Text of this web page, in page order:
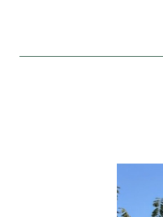
巡
線、